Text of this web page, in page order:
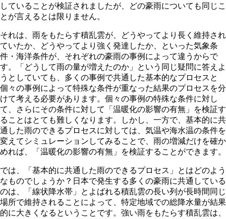
していることが検証されましたが、どの豪雨についても同じこ
とが言えるとは限りません。
それは、雨をもたらす積乱雲が、どうやってより長く維持され
ていたか、どうやってより強く発達したか、といった気象条
件・海洋条件が、それぞれの豪雨の事例によって違うからで
す。「どうして雨の量が増えたのか」という同じ疑問に答えよ
うとしていても、多くの事例で共通した基本的なプロセスと
個々の事例によって特殊な条件が重なった結果のプロセスを分
けて考える必要があります。個々の事例の特殊な条件に対し
て、さらにその条件に対して「温暖化の影響の有無」を検証す
ることはとても難しくなります。しかし、一方で、基本的に共
通した雨のできるプロセスに対しては、気温や海水温の条件を
変えてシミュレーションしてみることで、雨の増減だけを確か
めれば、「温暖化の影響の有無」を検証することができます。
では、「基本的に共通した雨のできるプロセス」とはどのよう
なものでしょうか？日本で発生する多くの豪雨に共通している
のは、「線状降水帯」とよばれる積乱雲の長い列が長時間同じ
場所で維持されることによって、特定地域での総降水量が結果
的に大きくなるということです。強い雨をもたらす積乱雲は、